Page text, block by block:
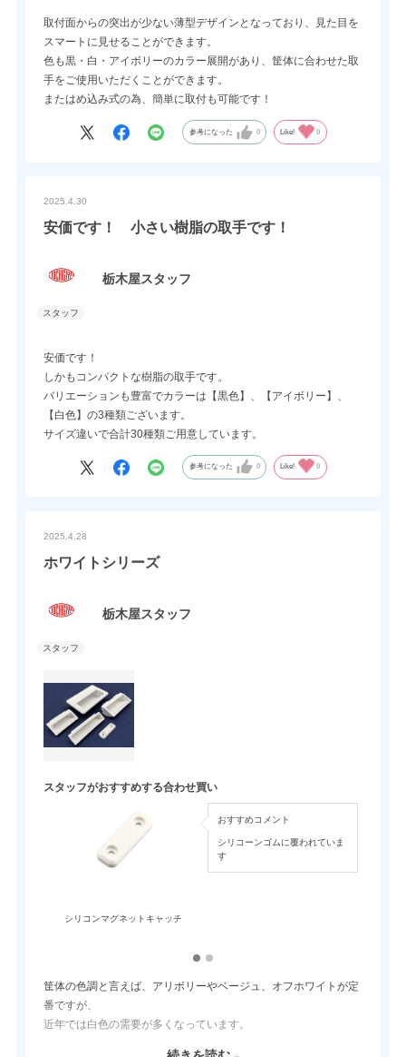
取付面からの突出が少ない薄型デザインとなっており、見た目を
スマートに見せることができます。
色も黒・白・アイボリーのカラー展開があり、筐体に合わせた取
手をご使用いただくことができます。
またはめ込み式の為、簡単に取付も可能です！
参考になった 0 Like! 0
2025.4.30
安価です！ 小さい樹脂の取手です！
栃木屋スタッフ
安価です！
しかもコンパクトな樹脂の取手です。
バリエーションも豊富でカラーは【黒色】、【アイボリー】、
【白色】の3種類ございます。
サイズ違いで合計30種類ご用意しています。
参考になった 0 Like! 0
2025.4.28
ホワイトシリーズ
栃木屋スタッフ
スタッフがおすすめする合わせ買い
シリコンマグネットキャッチ
おすすめコメント
シリコーンゴムに覆われていま
す
筐体の色調と言えば、アリボリーやベージュ、オフホワイトが定
番ですが、
近年では白色の需要が多くなっています。